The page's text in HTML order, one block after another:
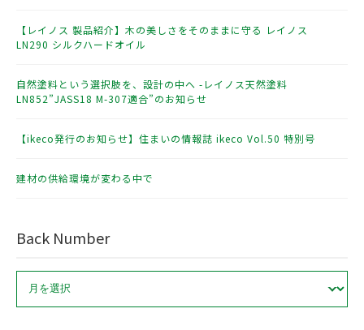
【レイノス 製品紹介】木の美しさをそのままに守る レイノス
LN290 シルクハードオイル
自然塗料という選択肢を、設計の中へ -レイノス天然塗料
LN852”JASS18 M-307適合”のお知らせ
【ikeco発行のお知らせ】住まいの情報誌 ikeco Vol.50 特別号
建材の供給環境が変わる中で
Back Number
ア
イ